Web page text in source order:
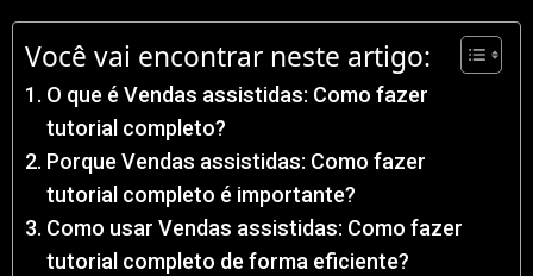
Você vai encontrar neste artigo:
O que é Vendas assistidas: Como fazer
tutorial completo?
Porque Vendas assistidas: Como fazer
tutorial completo é importante?
Como usar Vendas assistidas: Como fazer
tutorial completo de forma eficiente?